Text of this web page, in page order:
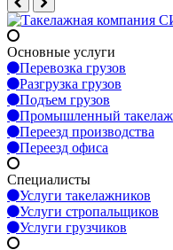
Основные услуги
Перевозка грузов
Разгрузка грузов
Подъем грузов
Промышленный такелаж
Переезд производства
Переезд офиса
Специалисты
Услуги такелажников
Услуги стропальщиков
Услуги грузчиков